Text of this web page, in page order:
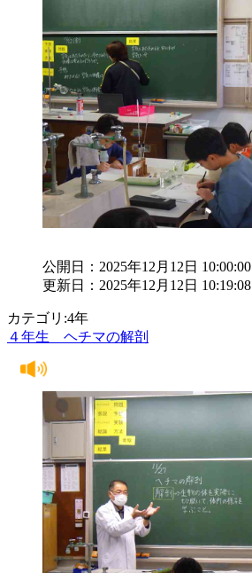
公開日：2025年12月12日 10:00:00
更新日：2025年12月12日 10:19:08
カテゴリ:4年
４年生 ヘチマの解剖